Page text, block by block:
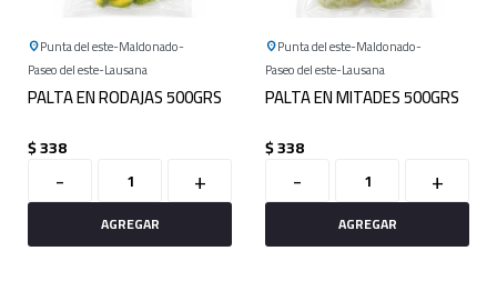
Punta del este Maldonado
Paseo del este Lausana
PALTA EN RODAJAS 500GRS
$338
- +
Punta del este Maldonado
Paseo del este Lausana
PALTA EN MITADES 500GRS
$338
- +